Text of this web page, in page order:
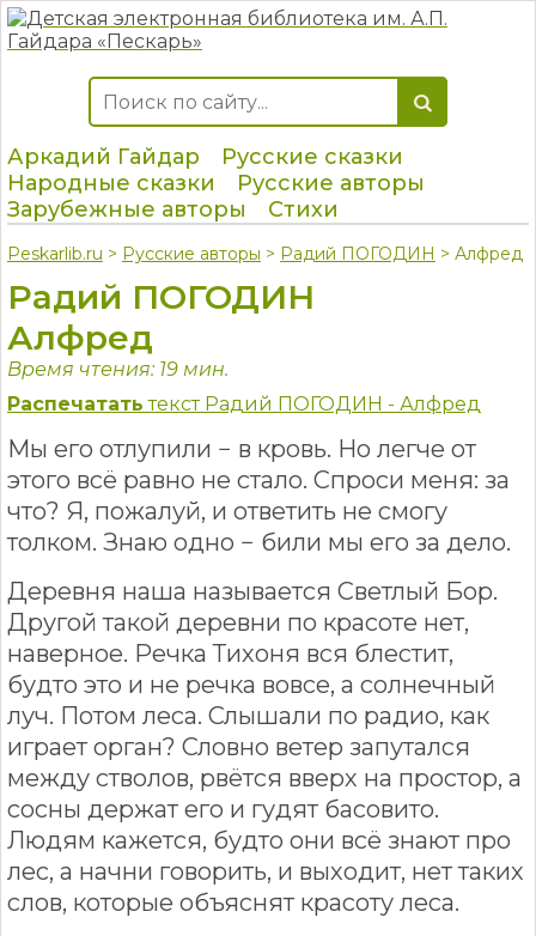
Аркадий Гайдар
Русские сказки
Народные сказки
Русские авторы
Зарубежные авторы
Стихи
Peskarlib.ru > Русские авторы > Радий ПОГОДИН > Алфред
Радий ПОГОДИН
Алфред
Время чтения: 19 мин.
Распечатать текст Радий ПОГОДИН - Алфред
Мы его отлупили − в кровь. Но легче от
этого всё равно не стало. Спроси меня: за
что? Я, пожалуй, и ответить не смогу
толком. Знаю одно − били мы его за дело.
Деревня наша называется Светлый Бор.
Другой такой деревни по красоте нет,
наверное. Речка Тихоня вся блестит,
будто это и не речка вовсе, а солнечный
луч. Потом леса. Слышали по радио, как
играет орган? Словно ветер запутался
между стволов, рвётся вверх на простор, а
сосны держат его и гудят басовито.
Людям кажется, будто они всё знают про
лес, а начни говорить, и выходит, нет таких
слов, которые объяснят красоту леса.